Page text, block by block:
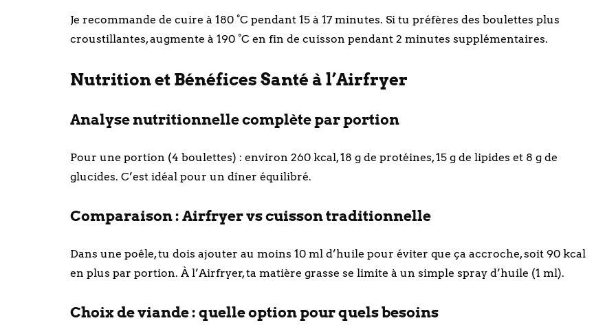
Je recommande de cuire à 180 °C pendant 15 à 17 minutes. Si tu préfères des boulettes plus
croustillantes, augmente à 190 °C en fin de cuisson pendant 2 minutes supplémentaires.
Nutrition et Bénéfices Santé à l’Airfryer
Analyse nutritionnelle complète par portion
Pour une portion (4 boulettes) : environ 260 kcal, 18 g de protéines, 15 g de lipides et 8 g de
glucides. C’est idéal pour un dîner équilibré.
Comparaison : Airfryer vs cuisson traditionnelle
Dans une poêle, tu dois ajouter au moins 10 ml d’huile pour éviter que ça accroche, soit 90 kcal
en plus par portion. À l’Airfryer, ta matière grasse se limite à un simple spray d’huile (1 ml).
Choix de viande : quelle option pour quels besoins